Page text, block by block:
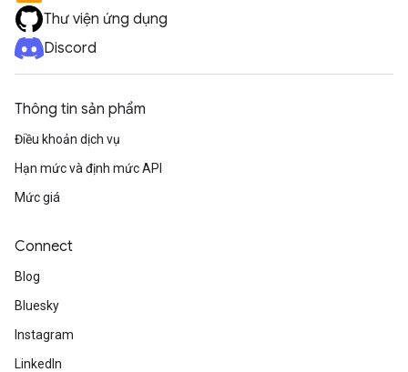
Thư viện ứng dụng
Discord
Thông tin sản phẩm
Điều khoản dịch vụ
Hạn mức và định mức API
Mức giá
Connect
Blog
Bluesky
Instagram
LinkedIn